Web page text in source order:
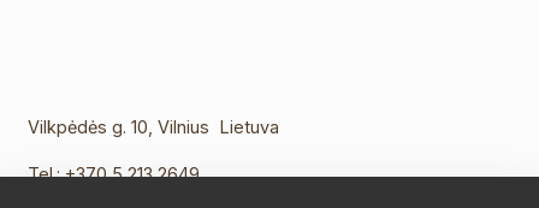
Vilkpėdės g. 10, Vilnius Lietuva
Tel.:+370 5 213 2649